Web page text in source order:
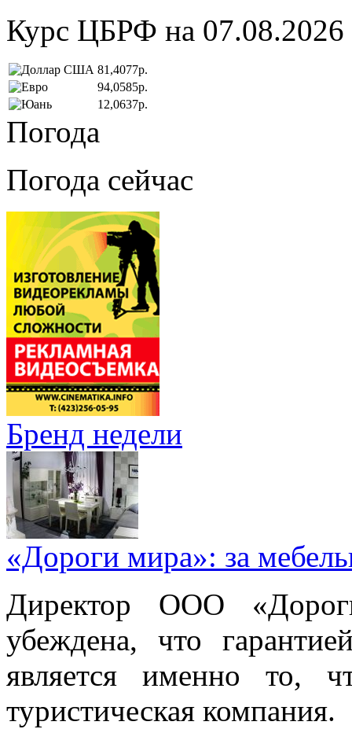
Курс ЦБРФ на 07.08.2026
81,4077р.
94,0585р.
12,0637р.
Погода
Погода сейчас
Бренд недели
«Дороги мира»: за
Директор ООО
убеждена, что
является именно то,
туристическая компания.